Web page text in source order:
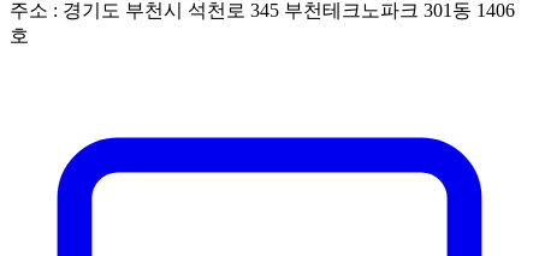
주소 : 경기도 부천시 석천로 345 부천테크노파크 301동 1406
호